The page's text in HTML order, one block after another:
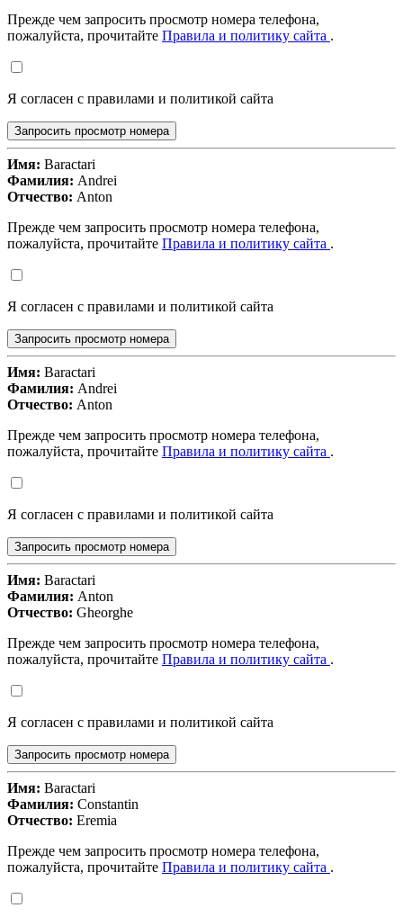
Прежде чем запросить просмотр номера телефона,
пожалуйста, прочитайте Правила и политику сайта .
Я согласен с правилами и политикой сайта
Запросить просмотр номера
Имя: Baractari
Фамилия: Andrei
Отчество: Anton
Прежде чем запросить просмотр номера телефона,
пожалуйста, прочитайте Правила и политику сайта .
Я согласен с правилами и политикой сайта
Запросить просмотр номера
Имя: Baractari
Фамилия: Andrei
Отчество: Anton
Прежде чем запросить просмотр номера телефона,
пожалуйста, прочитайте Правила и политику сайта .
Я согласен с правилами и политикой сайта
Запросить просмотр номера
Имя: Baractari
Фамилия: Anton
Отчество: Gheorghe
Прежде чем запросить просмотр номера телефона,
пожалуйста, прочитайте Правила и политику сайта .
Я согласен с правилами и политикой сайта
Запросить просмотр номера
Имя: Baractari
Фамилия: Constantin
Отчество: Eremia
Прежде чем запросить просмотр номера телефона,
пожалуйста, прочитайте Правила и политику сайта .